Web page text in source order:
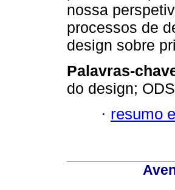
nossa
processos de
design sobre
Palavras-
do design;
· resumo